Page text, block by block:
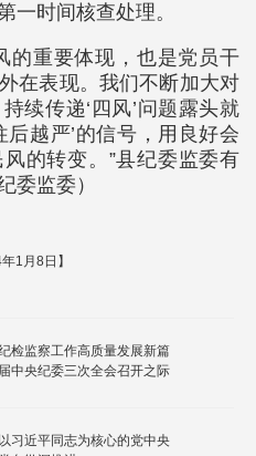
一时间核查处理。
的重要体现，也是党员干
在表现。我们不断加大对
续传递‘四风’问题露头就
越严’的信号，用良好会
的转变。”县纪委监委有
委监委）
1月8日】
检监察工作高质量发展新篇
央纪委三次全会召开之际
近平同志为核心的党中央